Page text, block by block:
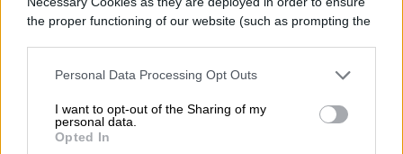
the proper functioning of our website (such as prompting the
Personal Data Processing Opt Outs
I want to opt-out of the Sharing of my
personal data.
Opted In
investigaciones científicas diseñadas para
avanzar tanto en la salud humana en la
Tierra como en la comprensión de los
científicos sobre la salud humana durante
futuros vuelos espaciales de larga